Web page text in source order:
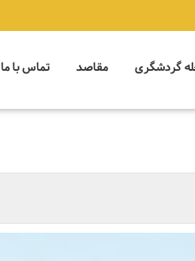
گردشگری مقاصد تماس با ما